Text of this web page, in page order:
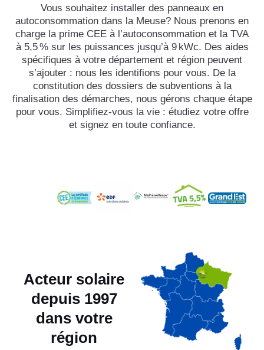
Vous souhaitez installer des panneaux en
autoconsommation dans la Meuse? Nous prenons en
charge la prime CEE à l’autoconsommation et la TVA
à 5,5 % sur les puissances jusqu’à 9 kWc. Des aides
spécifiques à votre département et région peuvent
s’ajouter : nous les identifions pour vous. De la
constitution des dossiers de subventions à la
finalisation des démarches, nous gérons chaque étape
pour vous. Simplifiez-vous la vie : étudiez votre offre
et signez en toute confiance.
Acteur solaire
depuis 1997
dans votre
région